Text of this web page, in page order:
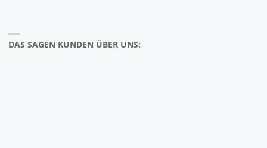
DAS SAGEN KUNDEN ÜBER UNS: